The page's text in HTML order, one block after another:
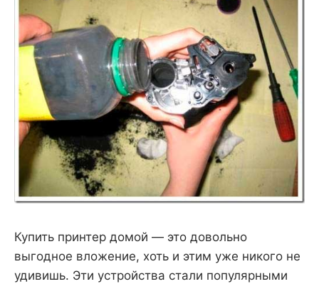
Купить принтер домой — это довольно
выгодное вложение, хоть и этим уже никого не
удивишь. Эти устройства стали популярными